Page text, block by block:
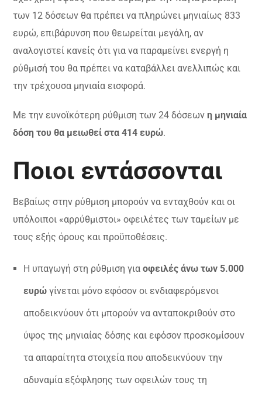
των 12 δόσεων θα πρέπει να πληρώνει μηνιαίως 833
ευρώ, επιβάρυνση που θεωρείται μεγάλη, αν
αναλογιστεί κανείς ότι για να παραμείνει ενεργή η
ρύθμισή του θα πρέπει να καταβάλλει ανελλιπώς και
την τρέχουσα μηνιαία εισφορά.
Με την ευνοϊκότερη ρύθμιση των 24 δόσεωνη μηνιαία
δόση του θα μειωθεί στα 414 ευρώ.
Ποιοι εντάσσονται
Βεβαίως στην ρύθμιση μπορούν να ενταχθούν και οι
υπόλοιποι «αρρύθμιστοι» οφειλέτες των ταμείων με
τους εξής όρους και προϋποθέσεις.
H υπαγωγή στη ρύθμιση για οφειλές άνω των 5.000
ευρώ γίνεται μόνο εφόσον οι ενδιαφερόμενοι
αποδεικνύουν ότι μπορούν να ανταποκριθούν στο
ύψος της μηνιαίας δόσης και εφόσον προσκομίσουν
τα απαραίτητα στοιχεία που αποδεικνύουν την
αδυναμία εξόφλησης των οφειλών τους τη